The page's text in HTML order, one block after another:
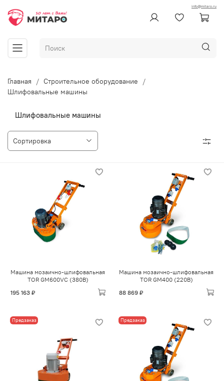
info@mitaro.ru
Главная
Строительное оборудование
Шлифовальные машины
Шлифовальные машины
Машина мозаично-шлифовальная
TOR GM600VC (380В)
195 163 ₽
Машина мозаично-шлифовальная
TOR GM400 (220В)
88 869 ₽
Предзаказ Предзаказ